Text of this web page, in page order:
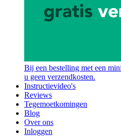
Bij een bestelling met een
u geen verzendkosten.
Instructievideo's
Reviews
Tegemoetkomingen
Blog
Over ons
Inloggen